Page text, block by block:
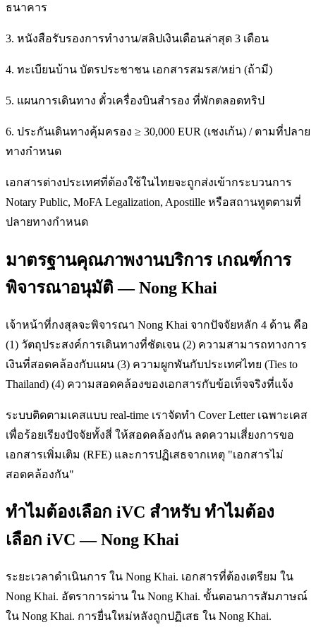
ธนาคาร
3. หนังสือรับรองการทำงาน/สลิปเงินเดือนล่าสุด 3 เดือน
4. ทะเบียนบ้าน บัตรประชาชน เอกสารสมรส/หย่า (ถ้ามี)
5. แผนการเดินทาง ตั๋วเครื่องบินสำรอง ที่พักตลอดทริป
6. ประกันเดินทางคุ้มครอง ≥ 30,000 EUR (เชงเก้น) / ตามที่ปลาย
ทางกำหนด
เอกสารต่างประเทศที่ต้องใช้ในไทยจะถูกส่งเข้ากระบวนการ
Notary Public, MoFA Legalization, Apostille หรือสถานทูตตามที่
ปลายทางกำหนด
มาตรฐานคุณภาพงานบริการ เกณฑ์การ
พิจารณาอนุมัติ — Nong Khai
เจ้าหน้าที่กงสุลจะพิจารณา Nong Khai จากปัจจัยหลัก 4 ด้าน คือ
(1) วัตถุประสงค์การเดินทางที่ชัดเจน (2) ความสามารถทางการ
เงินที่สอดคล้องกับแผน (3) ความผูกพันกับประเทศไทย (Ties to
Thailand) (4) ความสอดคล้องของเอกสารกับข้อเท็จจริงที่แจ้ง
ระบบติดตามเคสแบบ real-time เราจัดทำ Cover Letter เฉพาะเคส
เพื่อร้อยเรียงปัจจัยทั้งสี่ ให้สอดคล้องกัน ลดความเสี่ยงการขอ
เอกสารเพิ่มเติม (RFE) และการปฏิเสธจากเหตุ "เอกสารไม่
สอดคล้องกัน"
ทำไมต้องเลือก iVC สำหรับ ทำไมต้อง
เลือก iVC — Nong Khai
ระยะเวลาดำเนินการ ใน Nong Khai. เอกสารที่ต้องเตรียม ใน
Nong Khai. อัตราการผ่าน ใน Nong Khai. ขั้นตอนการสัมภาษณ์
ใน Nong Khai. การยื่นใหม่หลังถูกปฏิเสธ ใน Nong Khai.